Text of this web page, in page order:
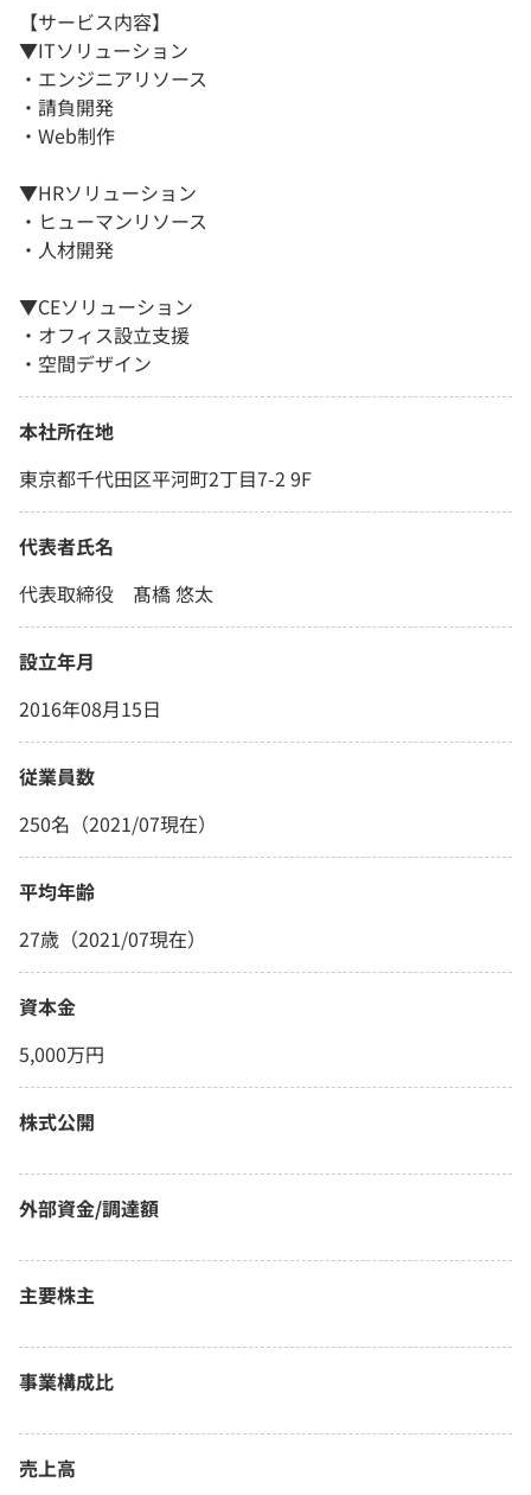
【サービス内容】
▼ITソリューション
・エンジニアリソース
・請負開発
・Web制作
▼HRソリューション
・ヒューマンリソース
・人材開発
▼CEソリューション
・オフィス設立支援
・空間デザイン
本社所在地
東京都千代田区平河町2丁目7-2 9F
代表者氏名
代表取締役 髙橋 悠太
設立年月
2016年08月15日
従業員数
250名（2021/07現在）
平均年齢
27歳（2021/07現在）
資本金
5,000万円
株式公開
外部資金/調達額
主要株主
事業構成比
売上高